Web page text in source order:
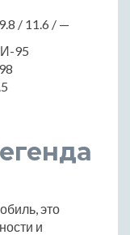
/ 11.6 / —
95
это
и